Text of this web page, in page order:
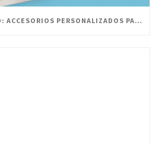
OFICINA CON ESTILO: ACCESORIOS PERSONALIZADOS PARA UN ESPACIO INNOVADOR